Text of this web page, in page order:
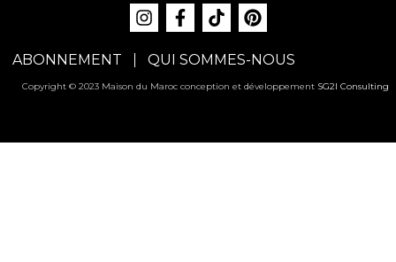
ABONNEMENT QUI SOMMES-NOUS
Copyright © 2023 Maison du Maroc conception et développement SG2I Consulting